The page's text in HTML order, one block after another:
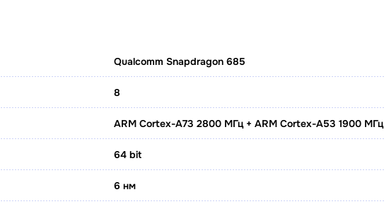
Qualcomm Snapdragon 685
8
ARM Cortex-A73 2800 МГц + ARM Cortex-A53 1900 МГц
64 bit
6 нм